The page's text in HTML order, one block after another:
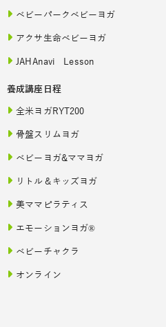
ベビーパークベビーヨガ
アクサ生命ベビーヨガ
JAHAnavi Lesson
養成講座日程
全米ヨガRYT200
骨盤スリムヨガ
ベビーヨガ&ママヨガ
リトル＆キッズヨガ
美ママピラティス
エモーションヨガ®
ベビーチャクラ
オンライン